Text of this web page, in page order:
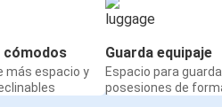
más espacio y
Guarda equipaje
Espacio para
posesiones de